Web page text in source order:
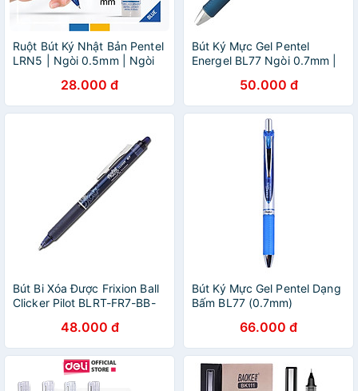
Ruột Bút Ký Nhật Bản Pentel
LRN5 | Ngòi 0.5mm | Ngòi
Hãng | 3 Màu Mực
28.000 đ
Bút Ký Mực Gel Pentel
Energel BL77 Ngòi 0.7mm |
50.000 đ
Bút Bi Xóa Được Frixion Ball
Clicker Pilot BLRT-FR7-BB-
48.000 đ
Bút Ký Mực Gel Pentel Dạng
Bấm BL77 (0.7mm)
66.000 đ